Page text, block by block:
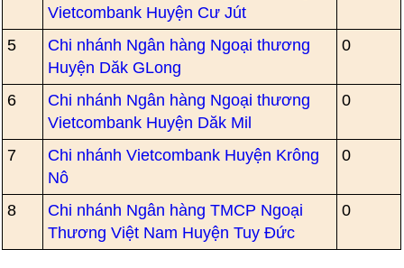
Vietcombank Huyện Cư Jút
5
Chi nhánh Ngân hàng Ngoại thương
Huyện Dăk GLong
0
6
Chi nhánh Ngân hàng Ngoại thương
Vietcombank Huyện Dăk Mil
0
7
Chi nhánh Vietcombank Huyện Krông
Nô
0
8
Chi nhánh Ngân hàng TMCP Ngoại
Thương Việt Nam Huyện Tuy Đức
0